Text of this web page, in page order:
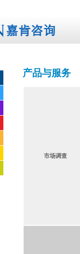
产品与服务
市场调查